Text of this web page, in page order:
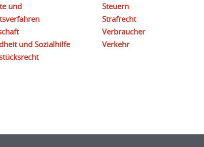
und
und Sozialhilfe
Steuern
Strafrecht
Verbraucher
Verkehr